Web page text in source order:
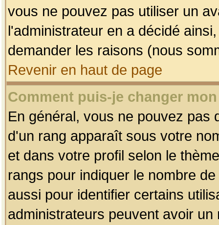
vous ne pouvez pas utiliser un
l'administrateur en a décidé
demander les raisons (nous
Revenir en haut de page
Comment puis-je changer
En général, vous ne pouvez pas
d'un rang apparaît sous votre
et dans votre profil selon le
rangs pour indiquer le nombre
aussi pour identifier certains
administrateurs peuvent avoir